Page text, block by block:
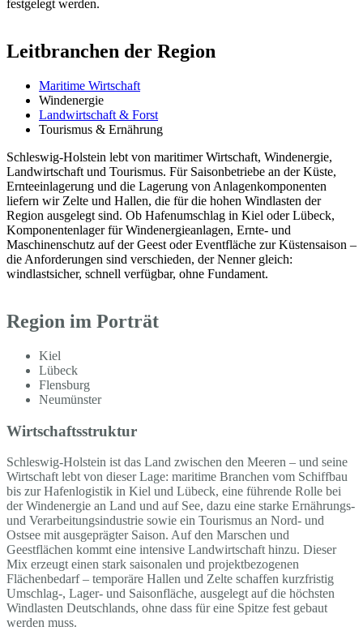
festgelegt werden.
Leitbranchen der Region
Maritime Wirtschaft
Windenergie
Landwirtschaft & Forst
Tourismus & Ernährung
Schleswig-Holstein lebt von maritimer Wirtschaft, Windenergie,
Landwirtschaft und Tourismus. Für Saisonbetriebe an der Küste,
Ernteeinlagerung und die Lagerung von Anlagenkomponenten
liefern wir Zelte und Hallen, die für die hohen Windlasten der
Region ausgelegt sind. Ob Hafenumschlag in Kiel oder Lübeck,
Komponentenlager für Windenergieanlagen, Ernte- und
Maschinenschutz auf der Geest oder Eventfläche zur Küstensaison –
die Anforderungen sind verschieden, der Nenner gleich:
windlastsicher, schnell verfügbar, ohne Fundament.
Region im Porträt
Kiel
Lübeck
Flensburg
Neumünster
Wirtschaftsstruktur
Schleswig-Holstein ist das Land zwischen den Meeren – und seine
Wirtschaft lebt von dieser Lage: maritime Branchen vom Schiffbau
bis zur Hafenlogistik in Kiel und Lübeck, eine führende Rolle bei
der Windenergie an Land und auf See, dazu eine starke Ernährungs-
und Verarbeitungsindustrie sowie ein Tourismus an Nord- und
Ostsee mit ausgeprägter Saison. Auf den Marschen und
Geestflächen kommt eine intensive Landwirtschaft hinzu. Dieser
Mix erzeugt einen stark saisonalen und projektbezogenen
Flächenbedarf – temporäre Hallen und Zelte schaffen kurzfristig
Umschlag-, Lager- und Saisonfläche, ausgelegt auf die höchsten
Windlasten Deutschlands, ohne dass für eine Spitze fest gebaut
werden muss.